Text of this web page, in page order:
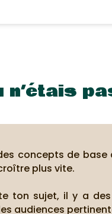
n’étais
des concepts de
plus vite.
ton sujet, il y a
audiences